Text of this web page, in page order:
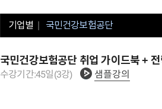
기업별 국민건강보험공단
국민건강보험공단 취업 가이드북 +
수강기간:45일(3강) 샘플강의